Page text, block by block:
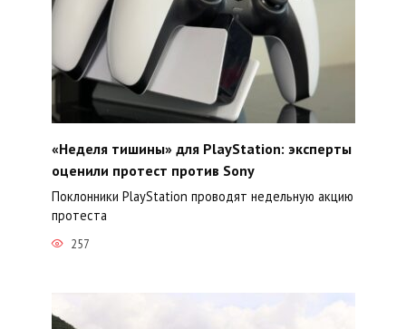
«Неделя тишины» для PlayStation: эксперты
оценили протест против Sony
Поклонники PlayStation проводят недельную акцию
протеста
257